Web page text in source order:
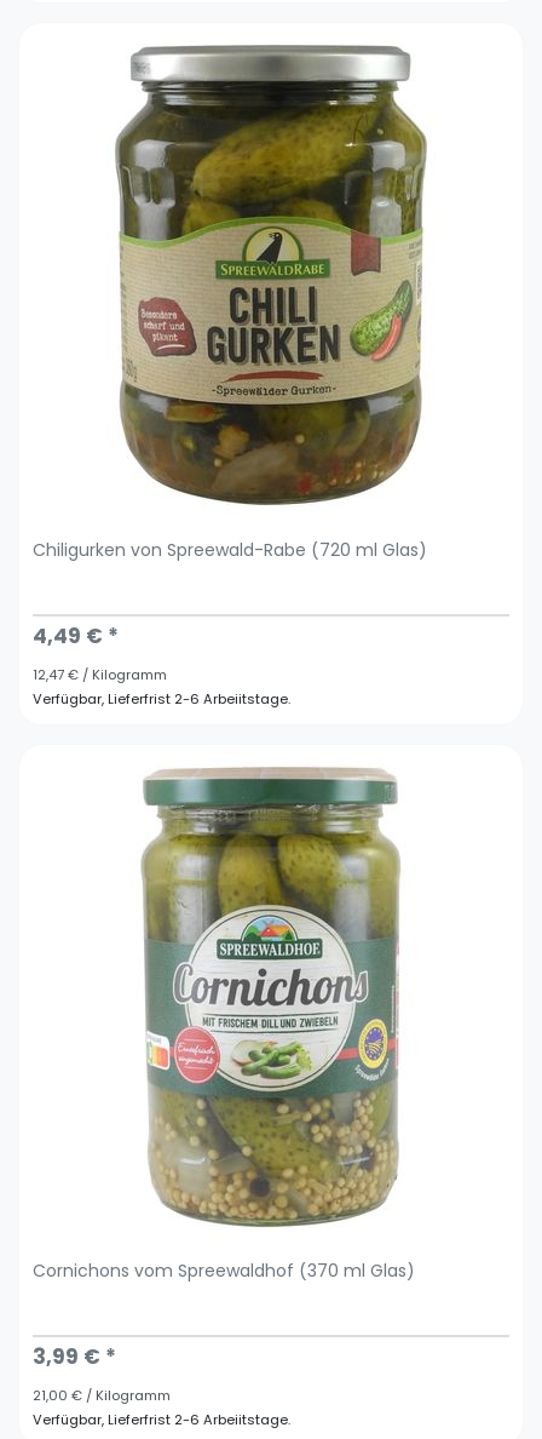
Chiligurken von Spreewald-Rabe (720 ml Glas)
4,49 € *
12,47 € / Kilogramm
Verfügbar, Lieferfrist 2-6 Arbeiitstage.
Cornichons vom Spreewaldhof (370 ml Glas)
3,99 € *
21,00 € / Kilogramm
Verfügbar, Lieferfrist 2-6 Arbeiitstage.